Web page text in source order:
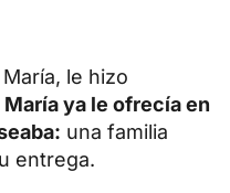
le hizo
ya le ofrecía en
una familia
entrega.